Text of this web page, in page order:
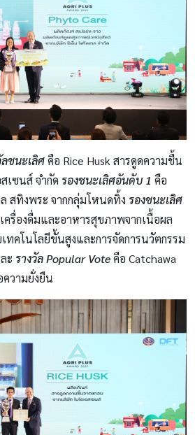
ลชนะเลิศคือ Rice Husk สารดูดความชื้น
เซนส์ จำกัด รองชนะเลิศอันดับ 1 คือ
สทิงพระ จากกลุ่มโหนดทิ้ง รองชนะเลิศ
ครื่องดื่มและอาหารสุขภาพจากเนื้อผล
ทคโนโลยีขั้นสูงและการจัดการนวัตกรรม
ะ รางวัล Popular Voteคือ Catchawa
ความยั่งยืน